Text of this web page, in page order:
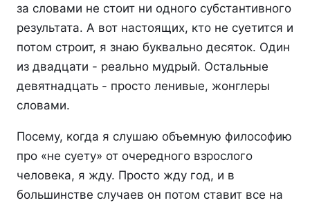
за словами не стоит ни одного субстантивного
результата. А вот настоящих, кто не суетится и
потом строит, я знаю буквально десяток. Один
из двадцати - реально мудрый. Остальные
девятнадцать - просто ленивые, жонглеры
словами.
Посему, когда я слушаю объемную философию
про «не суету» от очередного взрослого
человека, я жду. Просто жду год, и в
большинстве случаев он потом ставит все на